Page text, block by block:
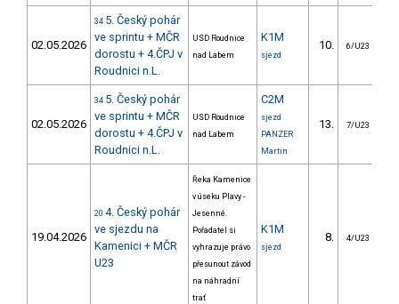
02.05.2026
34 5. Český pohár
ve sprintu + MČR
dorostu + 4.ČPJ v
Roudnici n.L.
USD Roudnice
nad Labem
K1M
sjezd
10. 6/U23
02.05.2026
34 5. Český pohár
ve sprintu + MČR
dorostu + 4.ČPJ v
Roudnici n.L.
USD Roudnice
nad Labem
C2M
sjezd
PANZER
Martin
13. 7/U23
19.04.2026
20 4. Český pohár
ve sjezdu na
Kamenici + MČR
U23
Řeka Kamenice
v úseku Plavy -
Jesenné.
Pořadatel si
vyhrazuje právo
přesunout závod
na náhradní
trať
K1M
sjezd
8. 4/U23